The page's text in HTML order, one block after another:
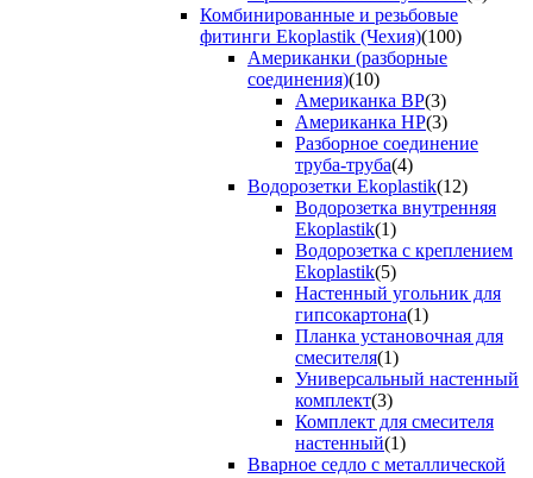
Комбинированные и резьбовые
фитинги Ekoplastik (Чехия)(100)
Американки (разборные
соединения)(10)
Американка ВР(3)
Американка НР(3)
Разборное соединение
труба-труба(4)
Водорозетки Ekoplastik(12)
Водорозетка внутренняя
Ekoplastik(1)
Водорозетка с креплением
Ekoplastik(5)
Настенный угольник для
гипсокартона(1)
Планка установочная для
смесителя(1)
Универсальный настенный
комплект(3)
Комплект для смесителя
настенный(1)
Вварное седло с металлической